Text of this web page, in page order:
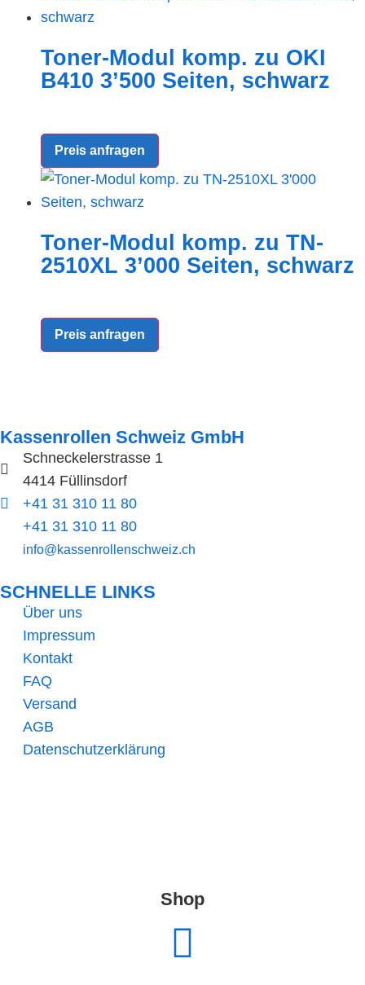
Toner-Modul komp. zu OKI
B410 3’500 Seiten, schwarz
Preis anfragen
Toner-Modul komp. zu TN-
2510XL 3’000 Seiten, schwarz
Preis anfragen
Kassenrollen Schweiz GmbH
Schneckelerstrasse 1
4414 Füllinsdorf
+41 31 310 11 80
+41 31 310 11 80
info@kassenrollenschweiz.ch
SCHNELLE LINKS​
Über uns
Impressum
Kontakt
FAQ
Versand
AGB
Datenschutzerklärung
Shop